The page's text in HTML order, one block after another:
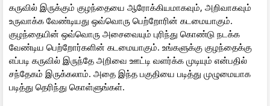
கருவில் இருக்கும் குழந்தையை ஆரோக்கியமாகவும், அறிவாகவும்
உருவாக்க வேண்டியது ஒவ்வொரு பெற்றோரின் கடமையாகும்.
குழந்தையின் ஒவ்வொரு அசைவையும் புரிந்து கொண்டு நடக்க
வேண்டிய பெற்றோர்களின் கடமையாகும். உங்களுக்கு குழந்தைக்கு
எப்படி கருவில் இருந்தே அறிவை ஊட்டி வளர்க்க முடியும் என்பதில்
சந்தேகம் இருக்கலாம். அதை இந்த பகுதியை படித்து முழுமையாக
படித்து தெரிந்து கொள்ளுங்கள்.